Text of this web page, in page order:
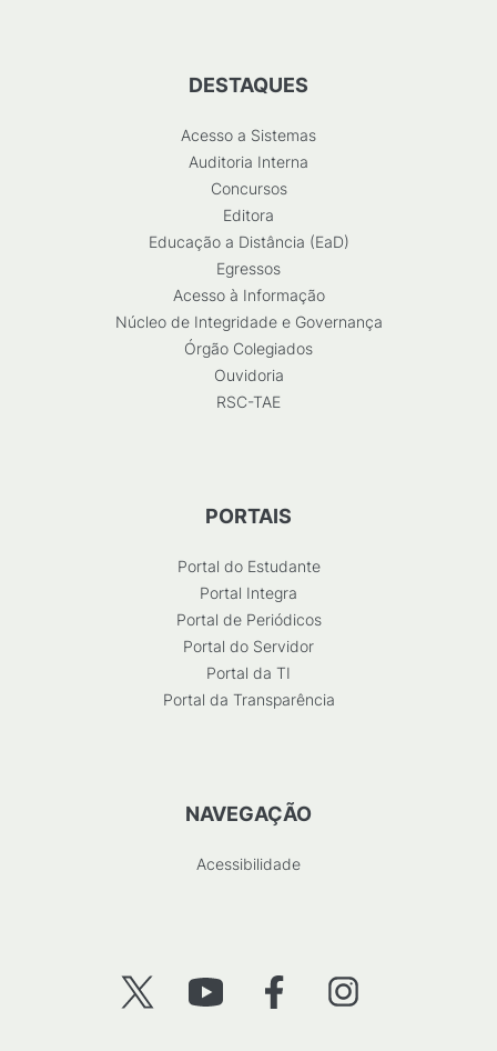
DESTAQUES
Acesso a Sistemas
Auditoria Interna
Concursos
Editora
Educação a Distância (EaD)
Egressos
Acesso à Informação
Núcleo de Integridade e Governança
Órgão Colegiados
Ouvidoria
RSC-TAE
PORTAIS
Portal do Estudante
Portal Integra
Portal de Periódicos
Portal do Servidor
Portal da TI
Portal da Transparência
NAVEGAÇÃO
Acessibilidade